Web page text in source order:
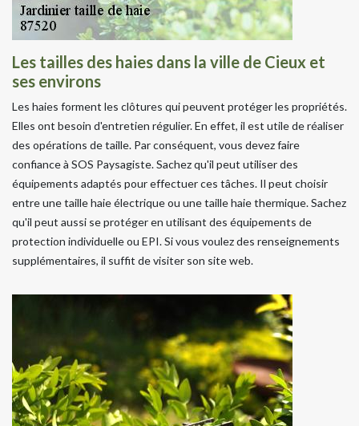
Les tailles des haies dans la ville de Cieux et
ses environs
Les haies forment les clôtures qui peuvent protéger les propriétés.
Elles ont besoin d'entretien régulier. En effet, il est utile de réaliser
des opérations de taille. Par conséquent, vous devez faire
confiance à SOS Paysagiste. Sachez qu'il peut utiliser des
équipements adaptés pour effectuer ces tâches. Il peut choisir
entre une taille haie électrique ou une taille haie thermique. Sachez
qu'il peut aussi se protéger en utilisant des équipements de
protection individuelle ou EPI. Si vous voulez des renseignements
supplémentaires, il suffit de visiter son site web.